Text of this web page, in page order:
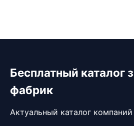
Бесплатный каталог
фабрик
Актуальный каталог